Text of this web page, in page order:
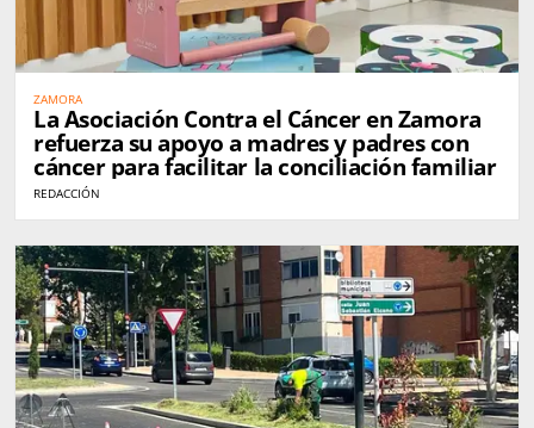
ZAMORA
La Asociación Contra el Cáncer en Zamora
refuerza su apoyo a madres y padres con
cáncer para facilitar la conciliación familiar
REDACCIÓN